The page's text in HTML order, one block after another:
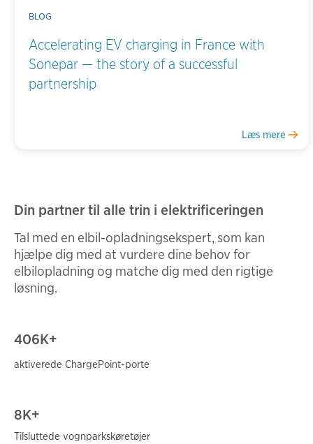
BLOG
Accelerating EV charging in France with
Sonepar — the story of a successful
partnership
Læs mere
Din partner til alle trin i elektrificeringen
Tal med en elbil-opladningsekspert, som kan
hjælpe dig med at vurdere dine behov for
elbilopladning og matche dig med den rigtige
løsning.
406K+
aktiverede ChargePoint-porte
8K+
Tilsluttede vognparkskøretøjer